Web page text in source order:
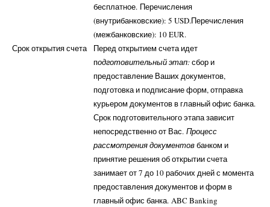
бесплатное. Перечисления
(внутрибанковские): 5 USD.Перечисления
(межбанковские): 10 EUR.
Срок открытия счета
Перед открытием счета идет
подготовительный этап:сбор и
предоставление Ваших документов,
подготовка и подписание форм, отправка
курьером документов в главный офис банка.
Срок подготовительного этапа зависит
непосредственно от Вас. Процесс
рассмотрения документовбанком и
принятие решения об открытии счета
занимает от 7 до 10 рабочих дней с момента
предоставления документов и форм в
главный офис банка. ABC Banking